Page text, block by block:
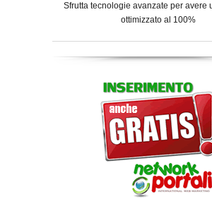
Sfrutta tecnologie avanzate per avere
ottimizzato al 100%